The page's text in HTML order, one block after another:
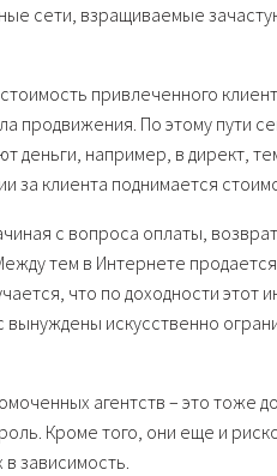
сети, взращиваемые
привлеченного
продвижения. По этому пути
деньги, например, в директ,
за клиента поднимается
с вопроса оплаты,
тем в Интернете
что по доходности этот
искусственно
агентств – это тоже
Кроме того, они еще и
зависимость.